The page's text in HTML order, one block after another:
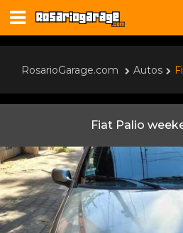
RosarioGarage.com Autos
Fiat Palio